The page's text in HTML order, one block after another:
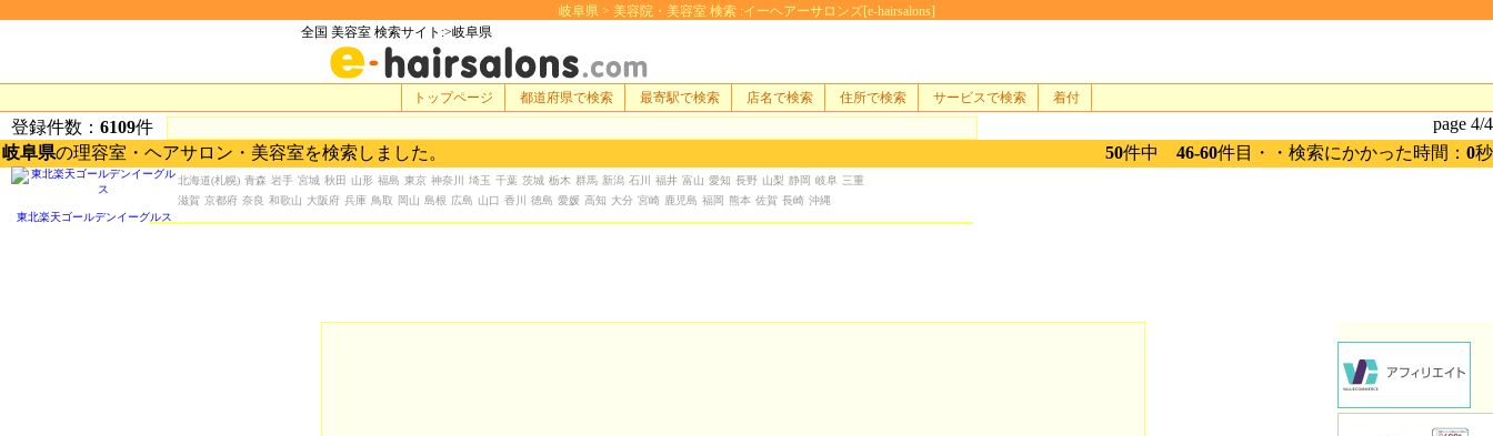
岐阜県 > 美容院・美容室 検索 :イーヘアーサロンズ[e-hairsalons]
全国 美容室 検索サイト:>岐阜県
登録件数： 6109件
page 4/4
岐阜県の理容室・ヘアサロン・美容室を検索しました。 50件中 46-60件目・・検索にかかった時間： 0秒
北海道(札幌) 青森 岩手 宮城 秋田 山形 福島 東京 神奈川 埼玉 千葉 茨城 栃木 群馬 新潟 石川 福井 富山 愛知 長野 山梨 静岡 岐阜 三重
滋賀 京都府 奈良 和歌山 大阪府 兵庫 鳥取 岡山 島根 広島 山口 香川 徳島 愛媛 高知 大分 宮崎 鹿児島 福岡 熊本 佐賀 長崎 沖縄
トップページ 都道府県で検索 最寄駅で検索 店名で検索 住所で検索 サービスで検索 着付
東北楽天ゴールデンイーグルス